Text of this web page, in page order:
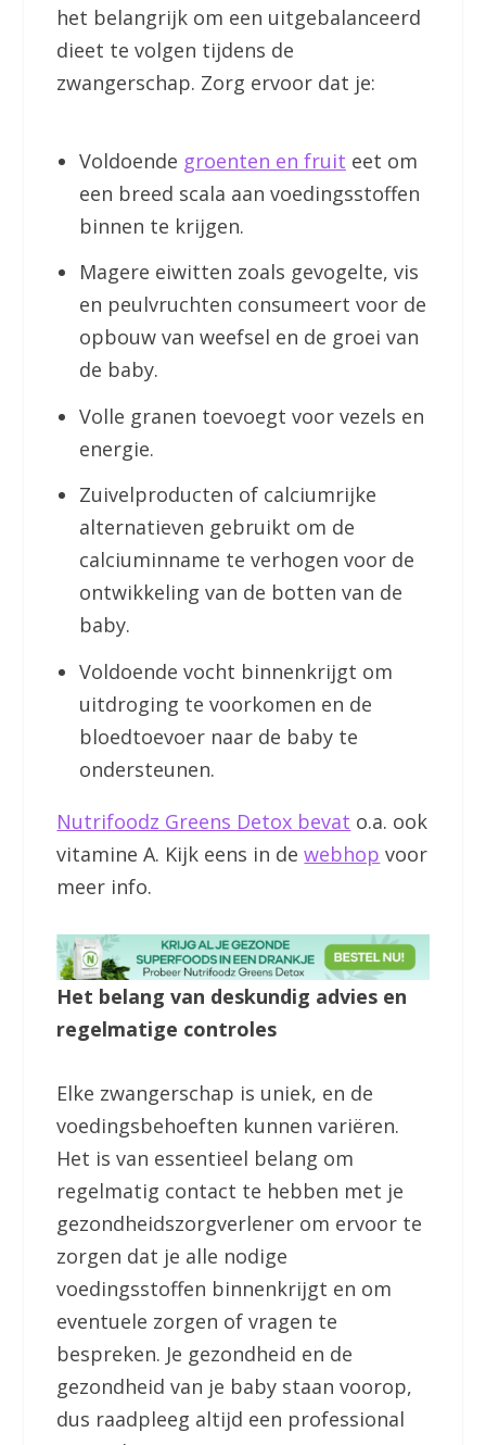
het belangrijk om een uitgebalanceerd
dieet te volgen tijdens de
zwangerschap. Zorg ervoor dat je:
Voldoende groenten en fruit eet om
een breed scala aan voedingsstoffen
binnen te krijgen.
Magere eiwitten zoals gevogelte, vis
en peulvruchten consumeert voor de
opbouw van weefsel en de groei van
de baby.
Volle granen toevoegt voor vezels en
energie.
Zuivelproducten of calciumrijke
alternatieven gebruikt om de
calciuminname te verhogen voor de
ontwikkeling van de botten van de
baby.
Voldoende vocht binnenkrijgt om
uitdroging te voorkomen en de
bloedtoevoer naar de baby te
ondersteunen.
Nutrifoodz Greens Detox bevat o.a. ook
vitamine A. Kijk eens in dewebhop voor
meer info.
Het belang van deskundig advies en
regelmatige controles
Elke zwangerschap is uniek, en de
voedingsbehoeften kunnen variëren.
Het is van essentieel belang om
regelmatig contact te hebben met je
gezondheidszorgverlener om ervoor te
zorgen dat je alle nodige
voedingsstoffen binnenkrijgt en om
eventuele zorgen of vragen te
bespreken. Je gezondheid en de
gezondheid van je baby staan voorop,
dus raadpleeg altijd een professional